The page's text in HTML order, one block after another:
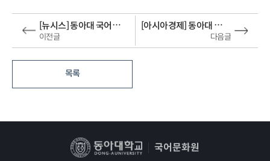
이전글
[뉴시스] 동아대 국어문화원, 아름다운 우리말 이름 가게 공모전 개최
다음글
[아시아경제] 동아대 국어문화원, ‘부산 우리말 가꿈이’ 12기 출범…우리말 사랑 확산
목록
국어문화원